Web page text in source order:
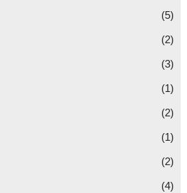
(5)
(2)
(3)
(1)
(2)
(1)
(2)
(4)